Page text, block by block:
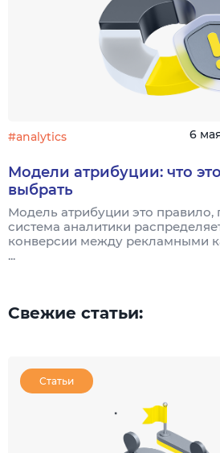
#analytics 6
Модели атрибуции: что
выбрать
Модель атрибуции это правило,
система аналитики
конверсии между рекламными
...
Свежие статьи:
Статьи